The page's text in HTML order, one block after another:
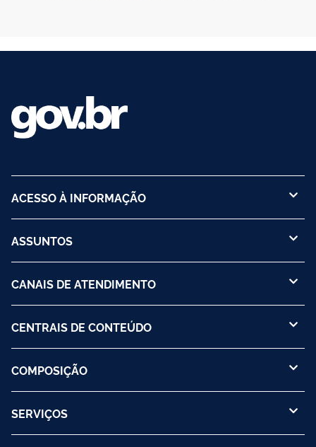
ACESSO À INFORMAÇÃO
ASSUNTOS
CANAIS DE ATENDIMENTO
CENTRAIS DE CONTEÚDO
COMPOSIÇÃO
SERVIÇOS